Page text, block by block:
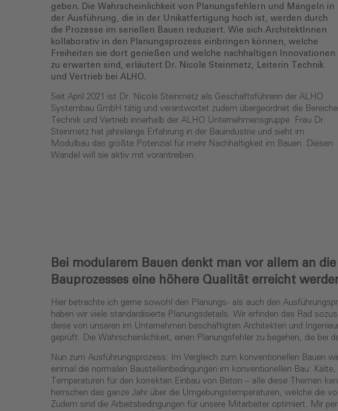
geben. Die Wahrscheinlichkeit von Planungsfehlern und Mängeln in
der Ausführung, die in der Unikatfertigung hoch ist, werden durch
die Prozesse im seriellen Bauen reduziert. Wie sich ArchitektInnen
kollaborativ in den Planungsprozess einbringen können, welche
Freiheiten sie dort genießen und welche nachhaltigen Innovationen
zu erwarten sind, erläutert Dr. Nicole Steinmetz, Leiterin Technik
und Vertrieb bei ALHO.
Seit April 2021 ist Dr. Nicole Steinmetz als Geschäftsführerin der ALHO
Systembau GmbH tätig und verantwortet zudem übergeordnet die Bereiche
Technik und Vertrieb innerhalb der ALHO Unternehmensgruppe. Frau Dr.
Steinmetz hat jahrelange Erfahrung in der Bauindustrie und sieht im
Modulbau das größte Potenzial für mehr Nachhaltigkeit im Bauen. Diesen
Wandel will sie aktiv mit vorantreiben.
Bei modularem Bauen denkt man vor allem an
Bauprozesses eine höhere Qualität erreicht
Hier betrachte ich gerne sowohl den Planungs- als auch den
haben wir viele standardisierte Planungsdetails. Wir erfinden das Rad
diese von unseren im Unternehmen beschäftigten Architekten und
geprüft. Die Wahrscheinlichkeit, einen Planungsfehler zu begehen, die
Nun zum Ausführungsprozess: Im Vergleich zum konventionellen Bauen
einmal die normalen Baustellenbedingungen im konventionellen Bau:
Temperaturen für den korrekten Einbau von Beton – alle diese Themen
herrschen das ganze Jahr über die Umgebungstemperaturen, welche die
Zudem sind die Arbeitsbedingungen für unsere Mitarbeiter optimiert. Mir